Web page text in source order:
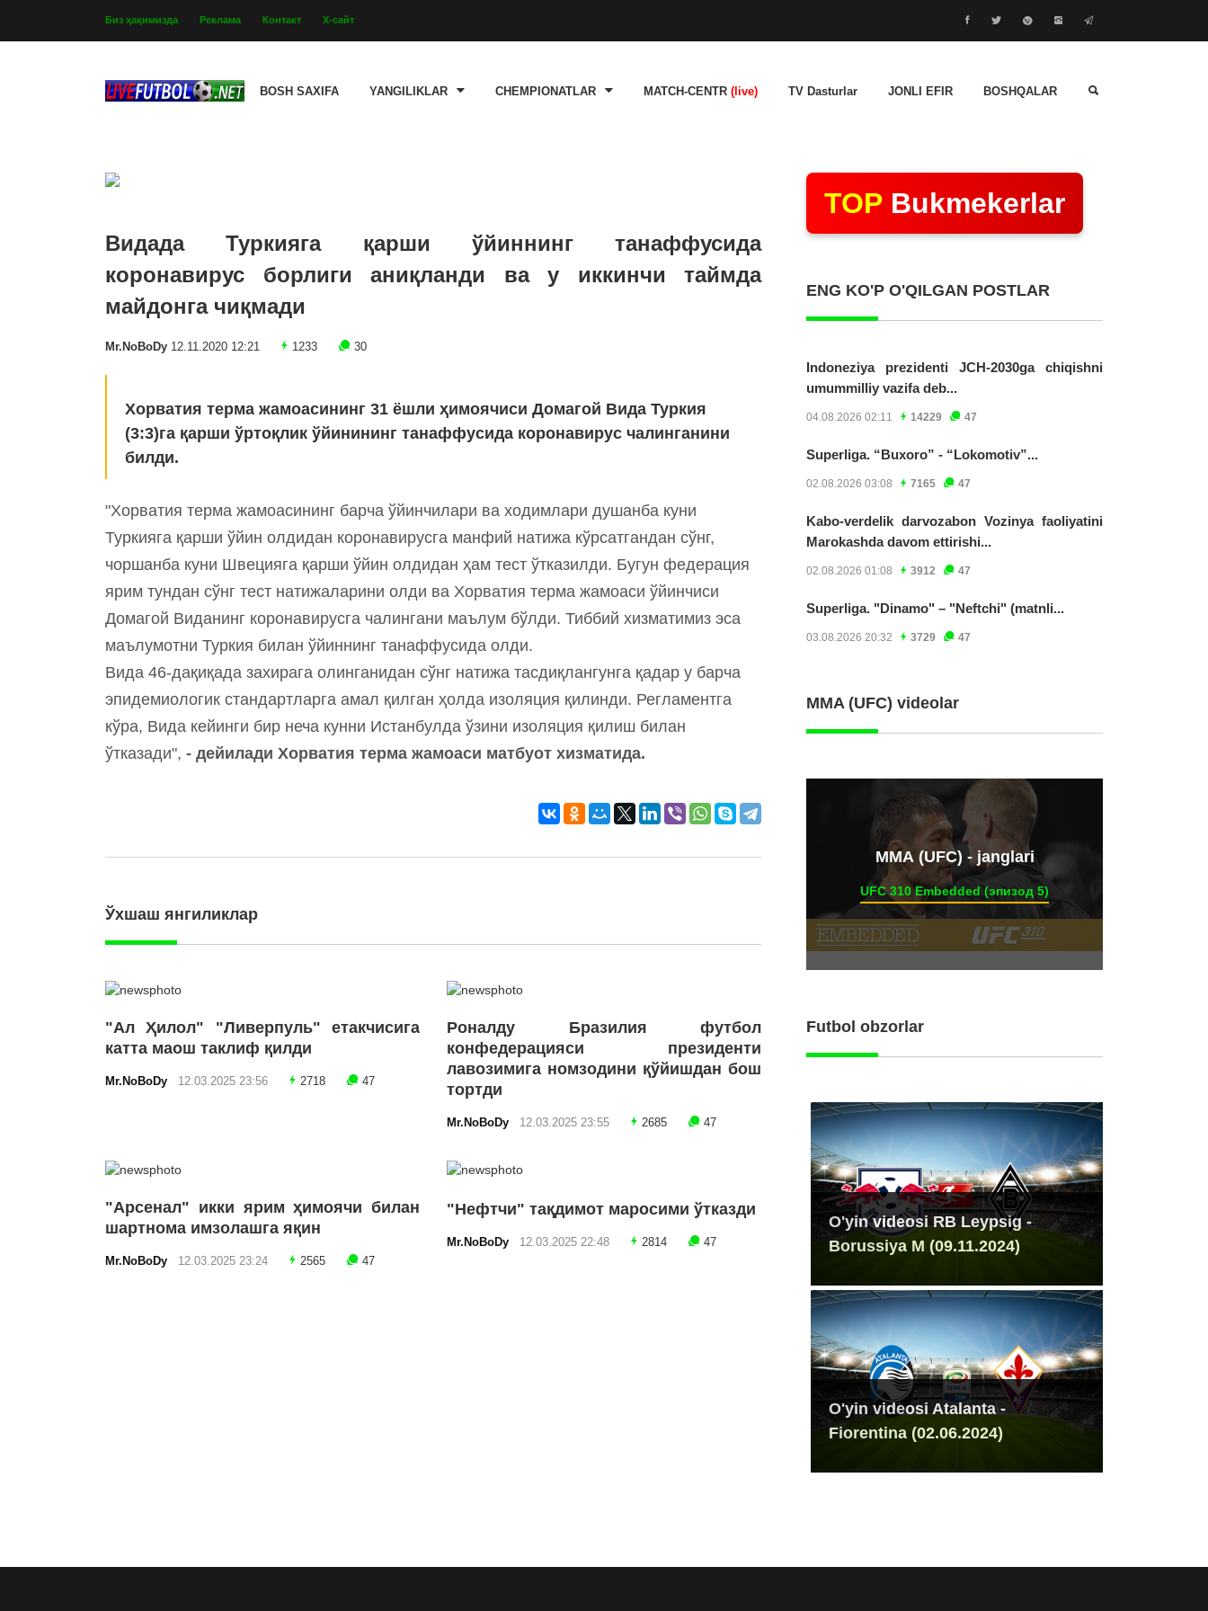
Биз ҳақимизда Реклама Контакт Х-сайт
BOSH SAXIFA YANGILIKLAR CHEMPIONATLAR MATCH-CENTR (live) TV Dasturlar JONLI EFIR BOSHQALAR
Видада Туркияга қарши ўйиннинг танаффусида
коронавирус борлиги аниқланди ва у иккинчи таймда
майдонга чиқмади
Mr.NoBoDy 12.11.2020 12:21 1233 30
Хорватия терма жамоасининг 31 ёшли ҳимоячиси Домагой Вида Туркия
(3:3)га қарши ўртоқлик ўйинининг танаффусида коронавирус чалинганини
билди.
"Хорватия терма жамоасининг барча ўйинчилари ва ходимлари душанба куни
Туркияга қарши ўйин олдидан коронавирусга манфий натижа кўрсатгандан сўнг,
чоршанба куни Швецияга қарши ўйин олдидан ҳам тест ўтказилди. Бугун федерация
ярим тундан сўнг тест натижаларини олди ва Хорватия терма жамоаси ўйинчиси
Домагой Виданинг коронавирусга чалингани маълум бўлди. Тиббий хизматимиз эса
маълумотни Туркия билан ўйиннинг танаффусида олди.
Вида 46-дақиқада захирага олинганидан сўнг натижа тасдиқлангунга қадар у барча
эпидемиологик стандартларга амал қилган ҳолда изоляция қилинди. Регламентга
кўра, Вида кейинги бир неча кунни Истанбулда ўзини изоляция қилиш билан
ўтказади", - дейилади Хорватия терма жамоаси матбуот хизматида.
Ўхшаш янгиликлар
"Ал Ҳилол" "Ливерпуль" етакчисига
катта маош таклиф қилди
Mr.NoBoDy 12.03.2025 23:56 2718 47
Роналду Бразилия футбол
конфедерацияси президенти
лавозимига номзодини қўйишдан бош
тортди
Mr.NoBoDy 12.03.2025 23:55 2685 47
"Арсенал" икки ярим ҳимоячи билан
шартнома имзолашга яқин
Mr.NoBoDy 12.03.2025 23:24 2565 47
"Нефтчи" тақдимот маросими ўтказди
Mr.NoBoDy 12.03.2025 22:48 2814 47
TOP Bukmekerlar
ENG KO'P O'QILGAN POSTLAR
Indoneziya prezidenti JCH-2030ga chiqishni
umummilliy vazifa deb...
04.08.2026 02:11 14229 47
Superliga. “Buxoro” - “Lokomotiv”...
02.08.2026 03:08 7165 47
Kabo-verdelik darvozabon Vozinya faoliyatini
Marokashda davom ettirishi...
02.08.2026 01:08 3912 47
Superliga. "Dinamo" – "Neftchi" (matnli...
03.08.2026 20:32 3729 47
MMA (UFC) videolar
ММА (UFC) - janglari
UFC 310 Embedded (эпизод 5)
Futbol obzorlar
O'yin videosi RB Leypsig -
Borussiya M (09.11.2024)
O'yin videosi Atalanta -
Fiorentina (02.06.2024)